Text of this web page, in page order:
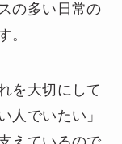
の多い日常の
。
を大切にして
人でいたい」